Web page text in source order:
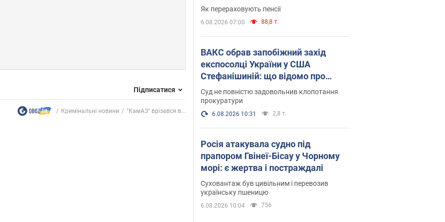
Підписатися
Кримінальні новини "КамАЗ" врізався в...
Як перераховують пенсії
6.08.2026 07:00 88,8 т.
ВАКС обрав запобіжний захід
експосолці України у США
Стефанішиній: що відомо про
справу
Суд не повністю задовольнив клопотання
прокуратури
6.08.2026 10:31 2,8 т.
Росія атакувала судно під
прапором Гвінеї-Бісау у Чорному
морі: є жертва і постраждалі
Суховантаж був цивільним і перевозив
українську пшеницю
6.08.2026 10:04 756